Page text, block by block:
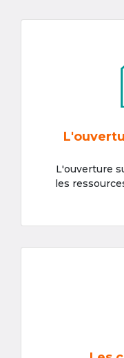
L'ouverture
les